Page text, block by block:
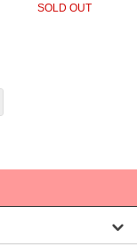
SOLD OUT